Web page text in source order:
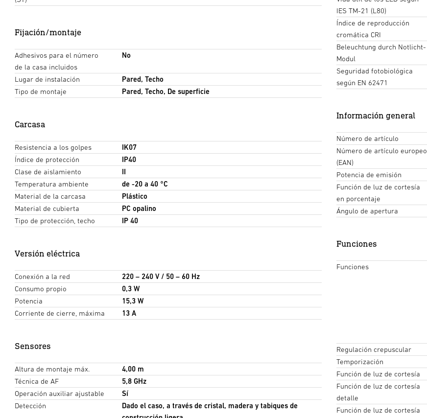
Potencia lumínica para
Fijación/montaje
Adhesivos para el número
de la casa incluidos
No
Lugar de instalación
Pared, Techo
Tipo de montaje
Pared, Techo, De superficie
Carcasa
Resistencia a los golpes
IK07
Índice de protección
IP40
Clase de aislamiento
II
Temperatura ambiente
de -20 a 40 °C
Material de la carcasa
Plástico
Material de cubierta
PC opalino
Tipo de protección, techo
IP 40
Versión eléctrica
Conexión a la red
220 – 240 V / 50 – 60 Hz
Consumo propio
0,3 W
Potencia
15,3 W
Corriente de cierre, máxima
13 A
Sensores
Altura de montaje máx.
4,00 m
Técnica de AF
5,8 GHz
Operación auxiliar ajustable
Sí
Detección
Dado el caso, a través de cristal, madera y tabiques de
IES TM-21 (L80)
Índice de reproducción
cromática CRI
Beleuchtung durch Notlicht-
Modul
Seguridad fotobiológica
según EN 62471
Información general
Número de artículo
Número de artículo europeo
(EAN)
Potencia de emisión
Función de luz de cortesía
en porcentaje
Ángulo de apertura
Funciones
Funciones
Regulación crepuscular
Temporización
Función de luz de cortesía
Función de luz de cortesía
detalle
Función de luz de cortesía